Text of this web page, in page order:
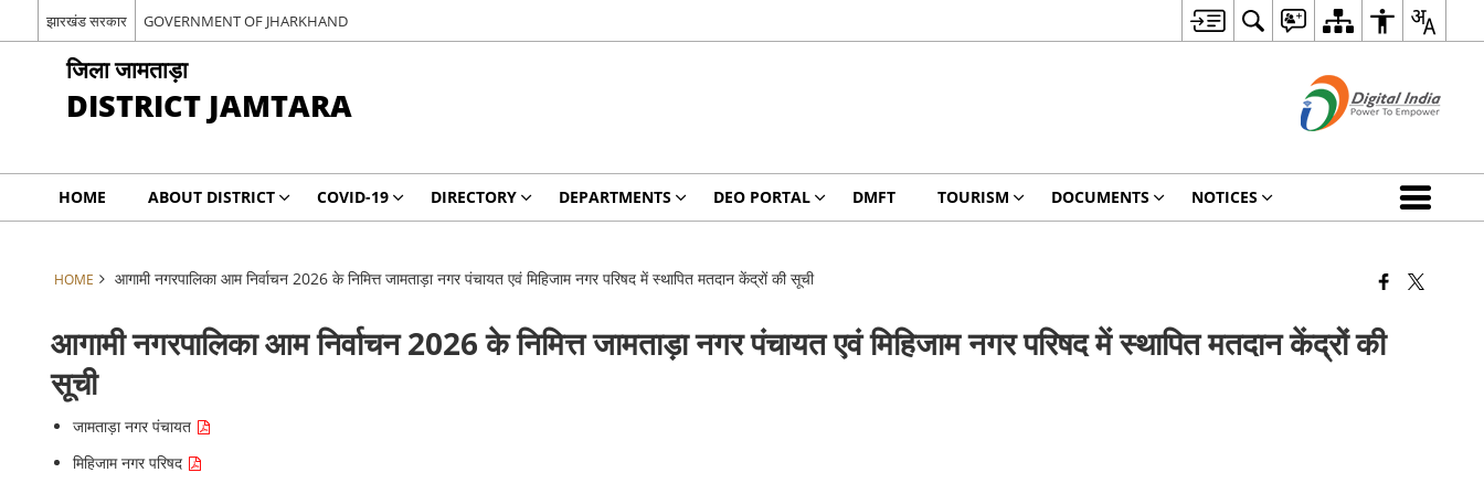
झारखंड सरकार GOVERNMENT OF JHARKHAND
जिला जामताड़ा
DISTRICT JAMTARA
HOME ABOUT DISTRICT COVID-19 DIRECTORY DEPARTMENTS DEO PORTAL DMFT TOURISM DOCUMENTS NOTICES
HOME आगामी नगरपालिका आम निर्वाचन 2026 के निमित्त जामताड़ा नगर पंचायत एवं मिहिजाम नगर परिषद में स्थापित मतदान केंद्रों की सूची
आगामी नगरपालिका आम निर्वाचन 2026 के निमित्त जामताड़ा नगर पंचायत एवं मिहिजाम नगर परिषद में स्थापित मतदान केंद्रों की
सूची
जामताड़ा नगर पंचायत
मिहिजाम नगर परिषद